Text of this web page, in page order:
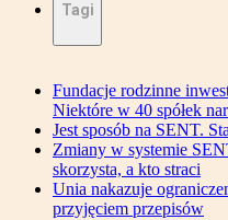
Tagi
Fundacje rodzinne
Niektóre w 40 spółek
Jest sposób na SENT.
Zmiany w systemie
skorzysta, a kto straci
Unia nakazuje
przyjęciem przepisów